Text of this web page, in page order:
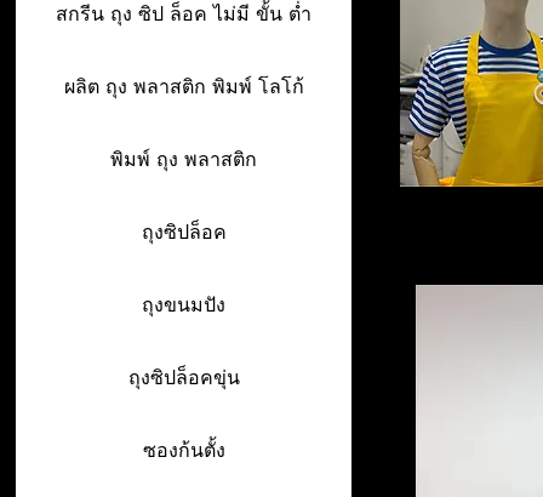
สกรีน ถุง ซิป ล็อค ไม่มี ขั้น ต่ำ
ผลิต ถุง พลาสติก พิมพ์ โลโก้
พิมพ์ ถุง พลาสติก
ถุงซิปล็อค
ถุงขนมปัง
ถุงซิปล็อคขุ่น
ซองก้นตั้ง